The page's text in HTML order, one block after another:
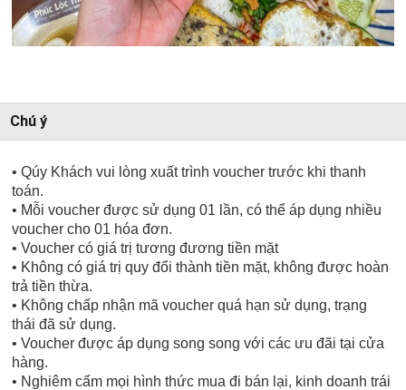
Chú ý
• Qúy Khách vui lòng xuất trình voucher trước khi thanh
toán.
• Mỗi voucher được sử dụng 01 lần, có thể áp dụng nhiều
voucher cho 01 hóa đơn.
• Voucher có giá trị tương đương tiền mặt
• Không có giá trị quy đổi thành tiền mặt, không được hoàn
trả tiền thừa.
• Không chấp nhận mã voucher quá hạn sử dụng, trạng
thái đã sử dụng.
• Voucher được áp dụng song song với các ưu đãi tại cửa
hàng.
• Nghiêm cấm mọi hình thức mua đi bán lại, kinh doanh trái